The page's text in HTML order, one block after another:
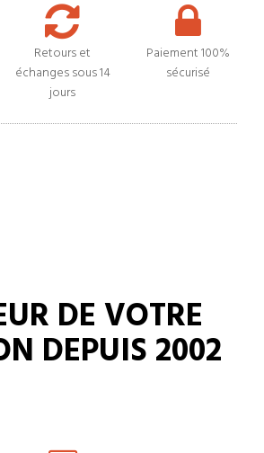
Retours et
échanges sous 14
jours
Paiement 100%
sécurisé
DE VOTRE
DEPUIS 2002